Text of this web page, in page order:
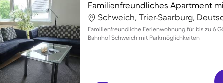
Familienfreundliches Apartment
Schweich, Trier-Saarburg,
Familienfreundliche Ferienwohnung für bis zu 6
Bahnhof Schweich mit Parkmöglichkeiten